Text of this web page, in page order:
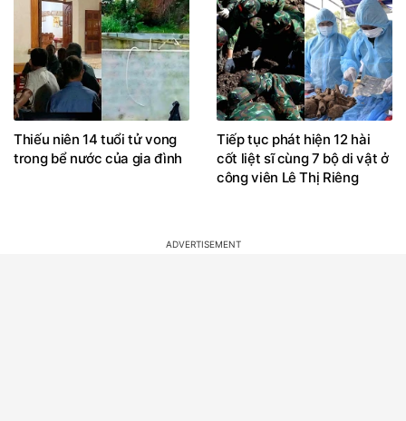
Thiếu niên 14 tuổi tử vong
trong bể nước của gia đình
Tiếp tục phát hiện 12 hài
cốt liệt sĩ cùng 7 bộ di vật ở
công viên Lê Thị Riêng